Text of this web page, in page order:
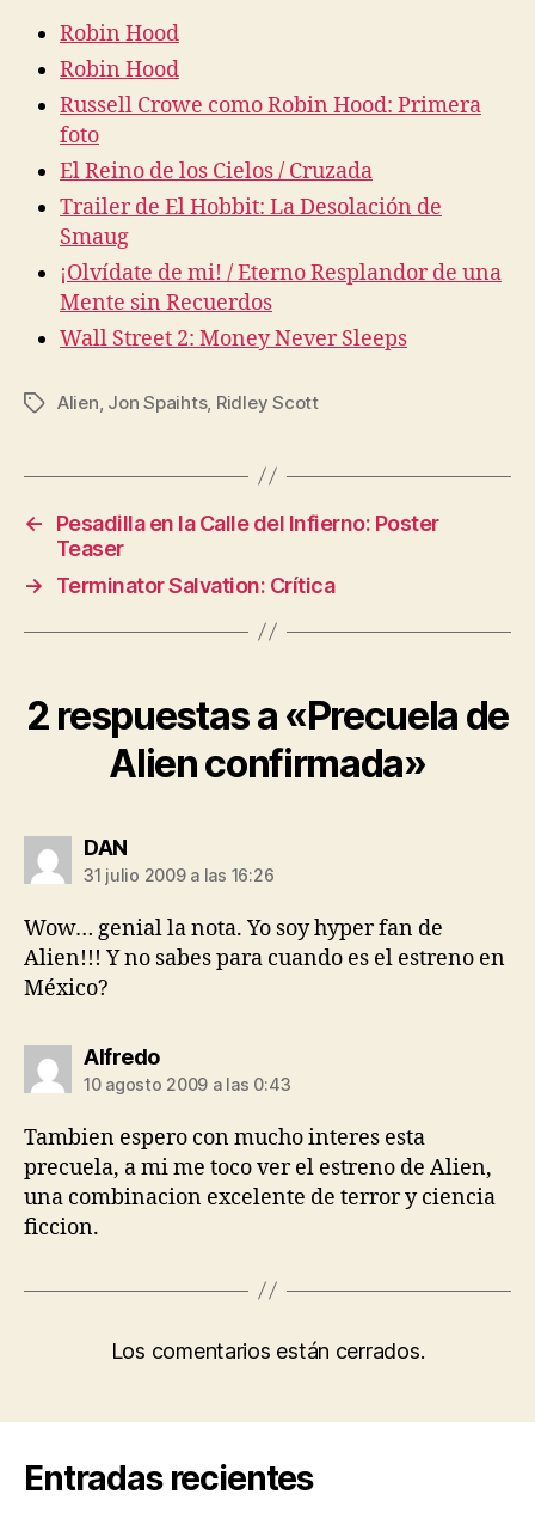
Robin Hood
Robin Hood
Russell Crowe como Robin Hood: Primera
foto
El Reino de los Cielos / Cruzada
Trailer de El Hobbit: La Desolación de
Smaug
¡Olvídate de mi! / Eterno Resplandor de una
Mente sin Recuerdos
Wall Street 2: Money Never Sleeps
Etiquetas
Alien Jon Spaihts, Ridley Scott
←
Pesadilla en la Calle del Infierno: Poster
Teaser
→
Terminator Salvation: Crítica
2 respuestas a «Precuela de
Alien confirmada»
DANdice:
31 julio 2009 a las 16:26
Wow… genial la nota. Yo soy hyper fan de
Alien!!! Y no sabes para cuando es el estreno en
México?
Alfredodice:
10 agosto 2009 a las 0:43
Tambien espero con mucho interes esta
precuela, a mi me toco ver el estreno de Alien,
una combinacion excelente de terror y ciencia
ficcion.
Los comentarios están cerrados.
Entradas recientes